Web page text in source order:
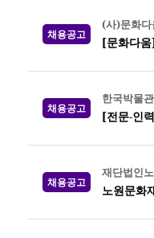
채용공고
(사)문화다
[문화다
채용공고
한국박물
[전문-인
채용공고
재단법인
노원문화